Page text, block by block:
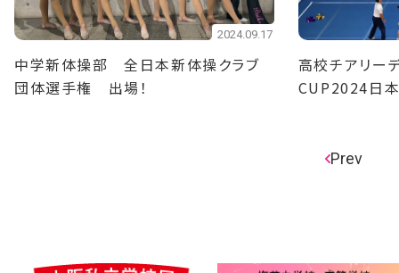
2024.09.17
中学新体操部 全日本新体操クラブ
団体選手権 出場！
高校チアリー
CUP2024日
Prev